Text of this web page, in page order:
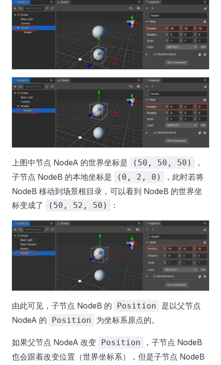
上图中节点 NodeA 的世界坐标是 (50, 50, 50)
，
子节点 NodeB 的本地坐标是
(0, 2, 0)
，此时若将
NodeB 移动到场景根目录，可以看到 NodeB 的世界坐
标变成了
(50, 52, 50) ：
由此可见，子节点 NodeB 的 Position
是以父节点
NodeA 的
Position 为坐标系原点的。
如果父节点 NodeA 改变 Position
，子节点 NodeB
也会跟着改变位置（世界坐标系），但是子节点 NodeB